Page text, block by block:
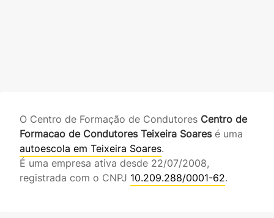
O Centro de Formação de Condutores Centro de
Formacao de Condutores Teixeira Soaresé uma
autoescola em Teixeira Soares.
É uma empresa ativa desde 22/07/2008,
registrada com o CNPJ 10.209.288/0001-62.